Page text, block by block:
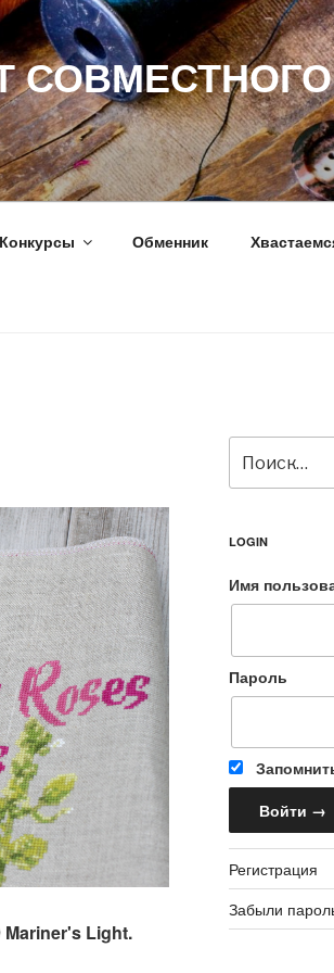
СОВМЕСТНОГО
Конкурсы Обменник
Mariner's Light.
LOGIN
Имя
Пароль
Регистрация
Забыли